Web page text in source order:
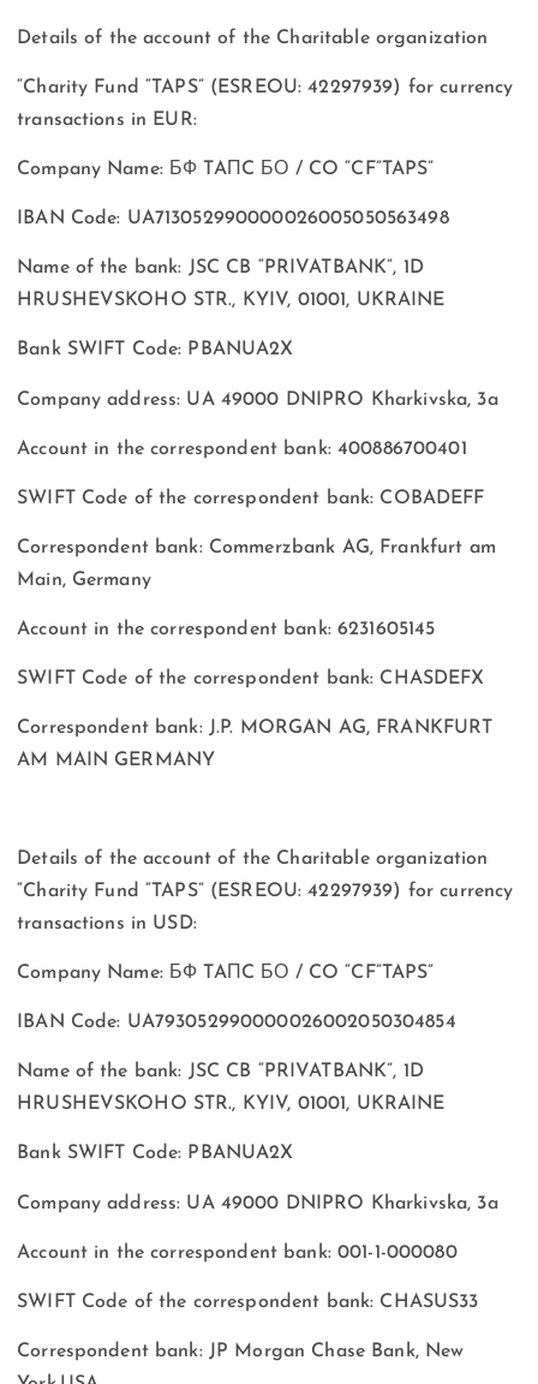
Details of the account of the Charitable organization
“Charity Fund “TAPS” (ESREOU: 42297939) for currency
transactions in EUR:
Company Name: БФ TAПC БО / CO “CF”TAPS”
IBAN Code: UA713052990000026005050563498
Name of the bank: JSC CB “PRIVATBANK”, 1D
HRUSHEVSKOHO STR., KYIV, 01001, UKRAINE
Bank SWIFT Code: PBANUA2X
Company address: UA 49000 DNIPRO Kharkivska, 3a
Account in the correspondent bank: 400886700401
SWIFT Code of the correspondent bank: COBADEFF
Correspondent bank: Commerzbank AG, Frankfurt am
Main, Germany
Account in the correspondent bank: 6231605145
SWIFT Code of the correspondent bank: CHASDEFX
Correspondent bank: J.P. MORGAN AG, FRANKFURT
AM MAIN GERMANY
Details of the account of the Charitable organization
“Charity Fund “TAPS” (ESREOU: 42297939) for currency
transactions in USD:
Company Name: БФ TAПC БО / CO “CF”TAPS”
IBAN Code: UA793052990000026002050304854
Name of the bank: JSC CB “PRIVATBANK”, 1D
HRUSHEVSKOHO STR., KYIV, 01001, UKRAINE
Bank SWIFT Code: PBANUA2X
Company address: UA 49000 DNIPRO Kharkivska, 3a
Account in the correspondent bank: 001-1-000080
SWIFT Code of the correspondent bank: CHASUS33
Correspondent bank: JP Morgan Chase Bank, New